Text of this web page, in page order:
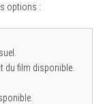
options :
du film disponible.